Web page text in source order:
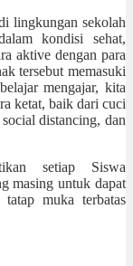
lingkungan sekolah
kondisi sehat,
aktive dengan para
tersebut memasuki
mengajar, kita
ketat, baik dari cuci
distancing, dan
setiap Siswa
masing untuk dapat
muka terbatas